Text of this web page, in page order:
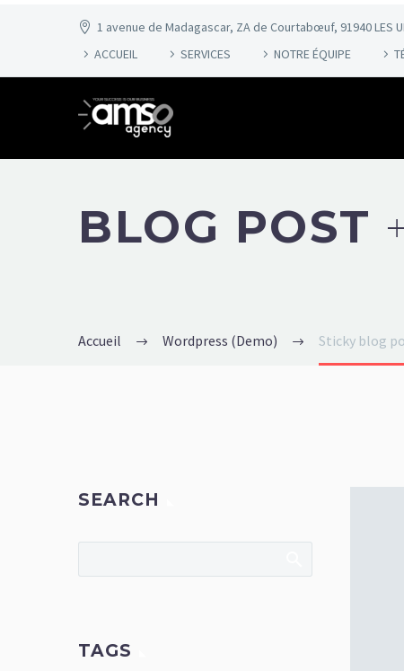
1 avenue de Madagascar, ZA de Courtabœuf, 91940 LES
ACCUEIL
SERVICES NOTRE ÉQUIPE
BLOG POST
Accueil Wordpress (Demo) Sticky blog
SEARCH
TAGS